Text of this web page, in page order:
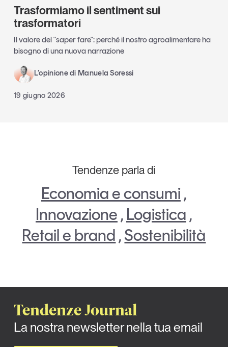
Trasformiamo il sentiment sui
trasformatori
Il valore del "saper fare": perché il nostro agroalimentare ha
bisogno di una nuova narrazione
L’opinione di Manuela Soressi
19 giugno 2026
Tendenze parla di
Economia e consumi ,
Innovazione , Logistica ,
Retail e brand ,Sostenibilità
Tendenze Journal
La nostra newsletter nella tua email